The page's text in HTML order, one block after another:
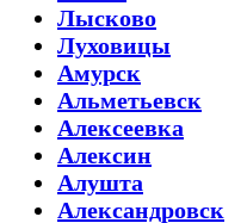
Лысково
Луховицы
Амурск
Альметьевск
Алексеевка
Алексин
Алушта
Александровск